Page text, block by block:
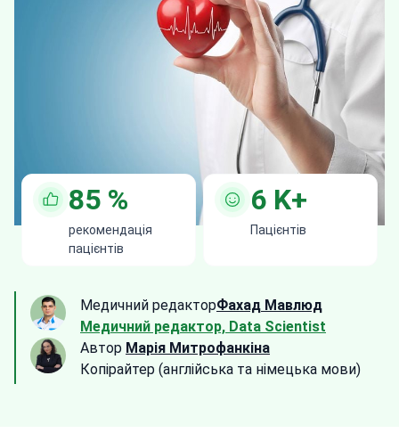
85 %
рекомендація
пацієнтів
6 K+
Пацієнтів
Медичний редакторФахад Мавлюд
Медичний редактор, Data Scientist
Автор Марія Митрофанкіна
Копірайтер (англійська та німецька мови)